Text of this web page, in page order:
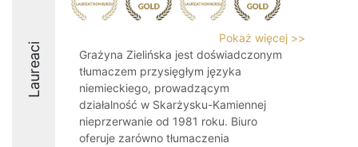
Laureaci
Pokaż więcej >>
Grażyna Zielińska jest doświadczonym
tłumaczem przysięgłym języka
niemieckiego, prowadzącym
działalność w Skarżysku-Kamiennej
nieprzerwanie od 1981 roku. Biuro
oferuje zarówno tłumaczenia